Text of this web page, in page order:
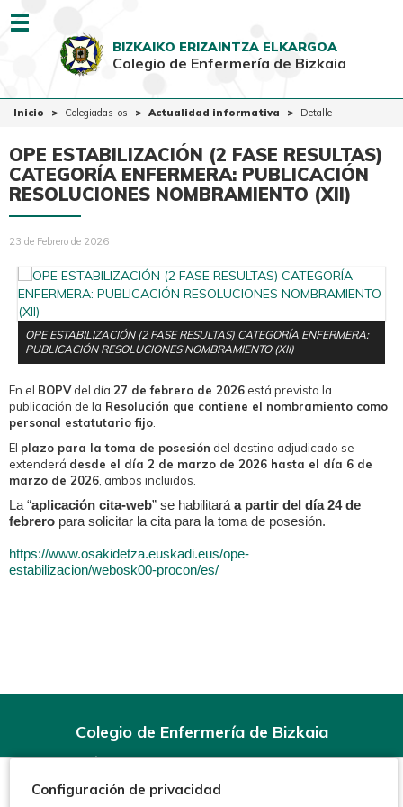
EUSK CAST
Colegiadas-os
Ciudadanía
Ventanilla Única
BIZKAIKO ERIZAINTZA ELKARGOA
Colegio de Enfermería de Bizkaia
Inicio Colegiadas-os Actualidad informativa Detalle
OPE ESTABILIZACIÓN (2 FASE RESULTAS)
CATEGORÍA ENFERMERA: PUBLICACIÓN
RESOLUCIONES NOMBRAMIENTO (XII)
23 de Febrero de 2026
OPE ESTABILIZACIÓN (2 FASE RESULTAS) CATEGORÍA ENFERMERA:
PUBLICACIÓN RESOLUCIONES NOMBRAMIENTO (XII)
En el BOPVdel día 27 de febrero de 2026 está prevista la
publicación de la Resolución que contiene el nombramiento como
personal estatutario fijo
El plazo para la toma de posesión del destino adjudicado se
extenderá desde el día 2 de marzo de 2026 hasta el día 6 de
marzo de 2026 , ambos incluidos.
La “aplicación cita-web” se habilitará a partir del día 24 de
febrero para solicitar la cita para la toma de posesión.
https://www.osakidetza.euskadi.eus/ope-
estabilizacion/webosk00-procon/es/
Colegio de Enfermería de Bizkaia
Rodríguez Arias, 6-1º - 48008 Bilbao (BIZKAIA)
Fax: 944 15 54 92
Configuración de privacidad